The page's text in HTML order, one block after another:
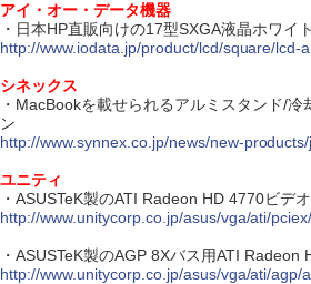
アイ・オー・データ機器
・日本HP直販向けの17型SXGA液晶ホワイ
http://www.iodata.jp/product/lcd/square/lcd-
シネックス
・MacBookを載せられるアルミスタンド/
ン
http://www.synnex.co.jp/news/new-
ユニティ
・ASUSTeK製のATI Radeon HD 4770ビデ
http://www.unitycorp.co.jp/asus/vga/ati/
・ASUSTeK製のAGP 8Xバス用ATI Radeon
http://www.unitycorp.co.jp/asus/vga/ati/agp/